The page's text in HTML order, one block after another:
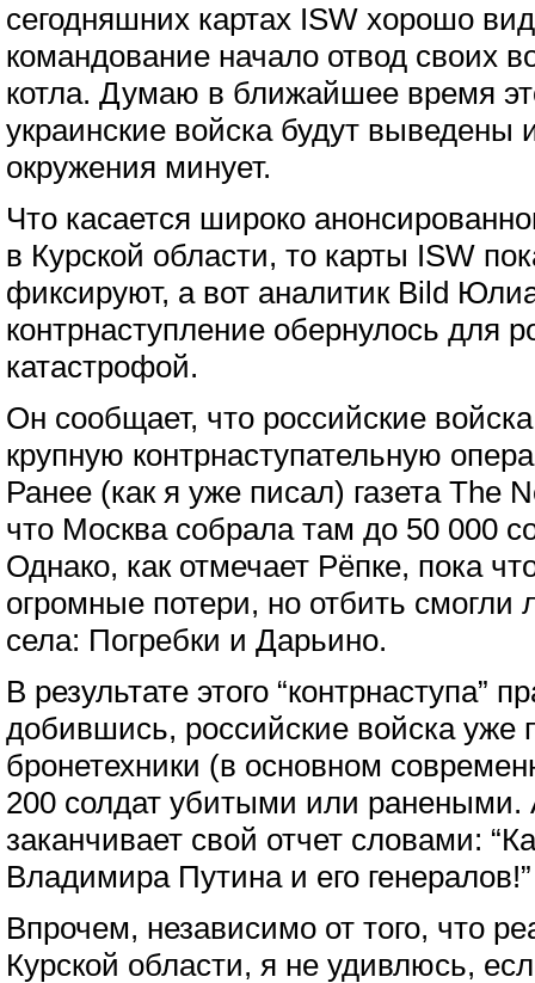
сегодняшних картах ISW хорошо
командование начало отвод своих
котла. Думаю в ближайшее время
украинские войска будут выведены
окружения минует.
Что касается широко
в Курской области, то карты ISW
фиксируют, а вот аналитик Bild
контрнаступление обернулось для
катастрофой.
Он сообщает, что российские
крупную контрнаступательную
Ранее (как я уже писал) газета The
что Москва собрала там до 50 000
Однако, как отмечает Рёпке, пока
огромные потери, но отбить
села: Погребки и Дарьино.
В результате этого “контрнаступа”
добившись, российские войска уже
бронетехники (в основном
200 солдат убитыми или ранеными.
заканчивает свой отчет словами:
Владимира Путина и его генералов!”
Впрочем, независимо от того, что
Курской области, я не удивлюсь,